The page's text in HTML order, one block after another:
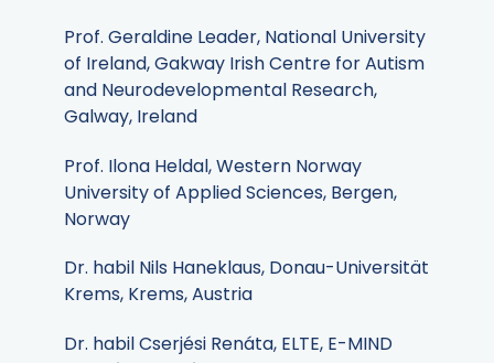
Prof. Geraldine Leader, National University
of Ireland, Gakway Irish Centre for Autism
and Neurodevelopmental Research,
Galway, Ireland
Prof. Ilona Heldal, Western Norway
University of Applied Sciences, Bergen,
Norway
Dr. habil Nils Haneklaus, Donau-Universität
Krems, Krems, Austria
Dr. habil Cserjési Renáta, ELTE, E-MIND